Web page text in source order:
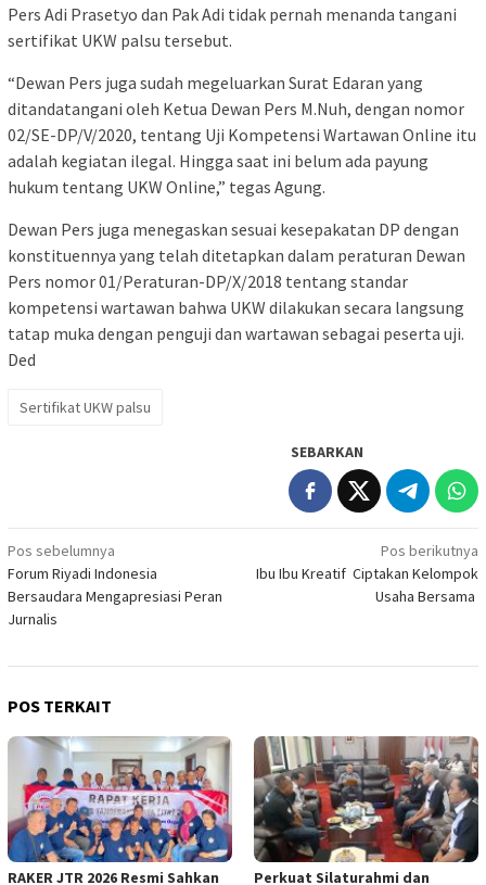
Pers Adi Prasetyo dan Pak Adi tidak pernah menanda tangani
sertifikat UKW palsu tersebut.
“Dewan Pers juga sudah megeluarkan Surat Edaran yang
ditandatangani oleh Ketua Dewan Pers M.Nuh, dengan nomor
02/SE-DP/V/2020, tentang Uji Kompetensi Wartawan Online itu
adalah kegiatan ilegal. Hingga saat ini belum ada payung
hukum tentang UKW Online,” tegas Agung.
Dewan Pers juga menegaskan sesuai kesepakatan DP dengan
konstituennya yang telah ditetapkan dalam peraturan Dewan
Pers nomor 01/Peraturan-DP/X/2018 tentang standar
kompetensi wartawan bahwa UKW dilakukan secara langsung
tatap muka dengan penguji dan wartawan sebagai peserta uji.
Ded
Sertifikat UKW palsu
SEBARKAN
Navigasi
pos
Pos sebelumnya
Forum Riyadi Indonesia
Bersaudara Mengapresiasi Peran
Jurnalis
Pos berikutnya
Ibu Ibu Kreatif Ciptakan Kelompok
Usaha Bersama
POS TERKAIT
RAKER JTR 2026 Resmi Sahkan Perkuat Silaturahmi dan